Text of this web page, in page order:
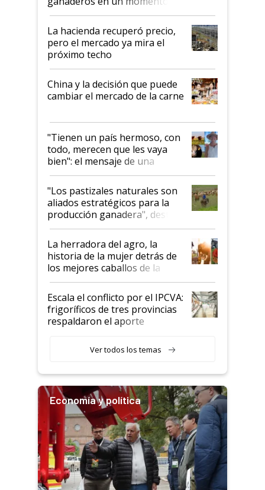
histórico para la actividad
La hacienda recuperó precio,
pero el mercado ya mira el
próximo techo
China y la decisión que puede
cambiar el mercado de la carne
"Tienen un país hermoso, con
todo, merecen que les vaya
bien": el mensaje de una
ganadera uruguaya sobre las
oportunidades que se abren
para el agro en Argentina, con
foco en la carne
"Los pastizales naturales son
aliados estratégicos para la
producción ganadera", destaca
la iniciativa que ya reúne a 46
establecimientos en Argentina
La herradora del agro, la
historia de la mujer detrás de
los mejores caballos de la
Argentina y los mitos que
todavía hacen sufrir a estos
animales: "Mientras me
descalificaban, yo seguí
haciendo currículum"
Escala el conflicto por el IPCVA:
frigoríficos de tres provincias
respaldaron el aporte
Ver todos los temas
Economía y política